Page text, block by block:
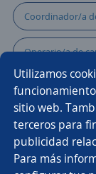
Utilizamos
sitio web.
terceros para
publicidad
Para más
Coordinador/a
Operario/a de
Automatización
Especialista de
Analista de